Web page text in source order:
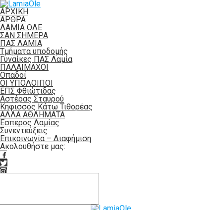
ΑΡΧΙΚΗ
ΑΡΘΡΑ
ΛΑΜΙΑ ΟΛΕ
ΣΑΝ ΣΗΜΕΡΑ
ΠΑΣ ΛΑΜΙΑ
Τμήματα υποδομής
Γυναίκες ΠΑΣ Λαμία
ΠΑΛΑΙΜΑΧΟΙ
Οπαδοί
ΟΙ ΥΠΟΛΟΙΠΟΙ
ΕΠΣ Φθιώτιδας
Αστέρας Σταυρού
Κηφισσός Κάτω Τιθορέας
ΑΛΛΑ ΑΘΛΗΜΑΤΑ
Έσπερος Λαμίας
Συνεντεύξεις
Επικοινωνία – Διαφήμιση
Ακολουθήστε μας: